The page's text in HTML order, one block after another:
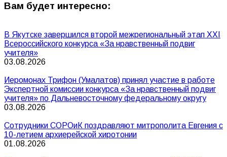
Вам будет интересно:
В Якутске завершился второй межрегиональный этап XXI
Всероссийского конкурса «За нравственный подвиг
учителя»
03.08.2026
Иеромонах Трифон (Умалатов) принял участие в работе
Экспертной комиссии конкурса «За нравственный подвиг
учителя» по Дальневосточному федеральному округу
03.08.2026
Сотрудники СОРОиК поздравляют митрополита Евгения с
10-летием архиерейской хиротонии
01.08.2026